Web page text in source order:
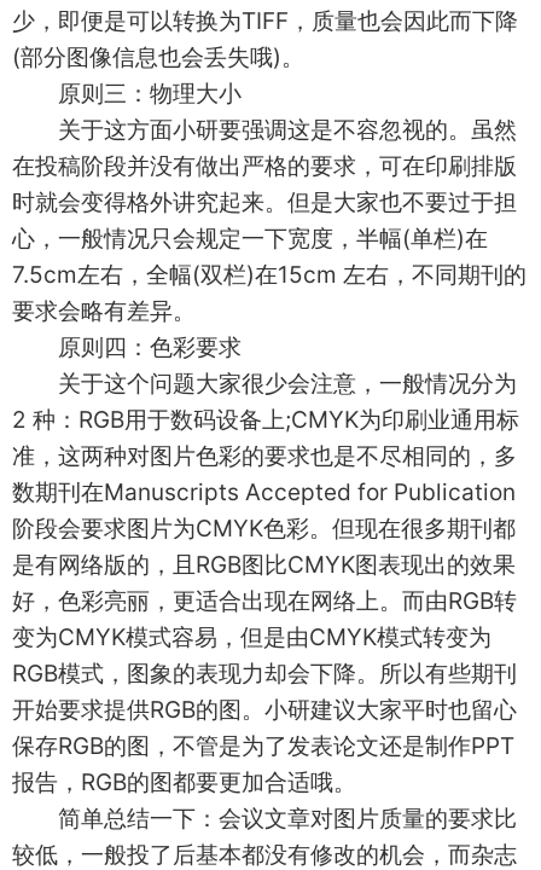
少，即便是可以转换为TIFF，质量也会因此而下降
(部分图像信息也会丢失哦)。
原则三：物理大小
关于这方面小研要强调这是不容忽视的。虽然
在投稿阶段并没有做出严格的要求，可在印刷排版
时就会变得格外讲究起来。但是大家也不要过于担
心，一般情况只会规定一下宽度，半幅(单栏)在
7.5cm左右，全幅(双栏)在15cm 左右，不同期刊的
要求会略有差异。
原则四：色彩要求
关于这个问题大家很少会注意，一般情况分为
2 种：RGB用于数码设备上;CMYK为印刷业通用标
准，这两种对图片色彩的要求也是不尽相同的，多
数期刊在Manuscripts Accepted for Publication
阶段会要求图片为CMYK色彩。但现在很多期刊都
是有网络版的，且RGB图比CMYK图表现出的效果
好，色彩亮丽，更适合出现在网络上。而由RGB转
变为CMYK模式容易，但是由CMYK模式转变为
RGB模式，图象的表现力却会下降。所以有些期刊
开始要求提供RGB的图。小研建议大家平时也留心
保存RGB的图，不管是为了发表论文还是制作PPT
报告，RGB的图都要更加合适哦。
简单总结一下：会议文章对图片质量的要求比
较低，一般投了后基本都没有修改的机会，而杂志